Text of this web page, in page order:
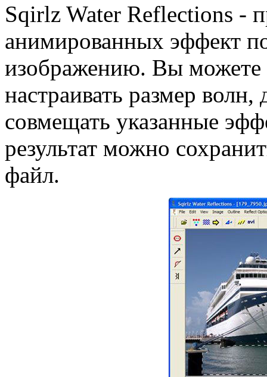
Sqirlz Water Reflections -
анимированных эффект
изображению. Вы можете
настраивать размер
совмещать указанные
результат можно
файл.